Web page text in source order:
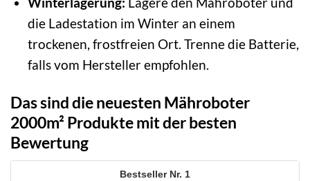
die Ladestation im Winter an einem
trockenen, frostfreien Ort. Trenne die Batterie,
falls vom Hersteller empfohlen.
Das sind die neuesten Mähroboter
2000m² Produkte mit der besten
Bewertung
1